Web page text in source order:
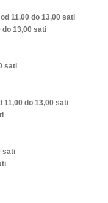
11,00 do 13,00 sati
do 13,00 sati
sati
11,00 do 13,00 sati
sati